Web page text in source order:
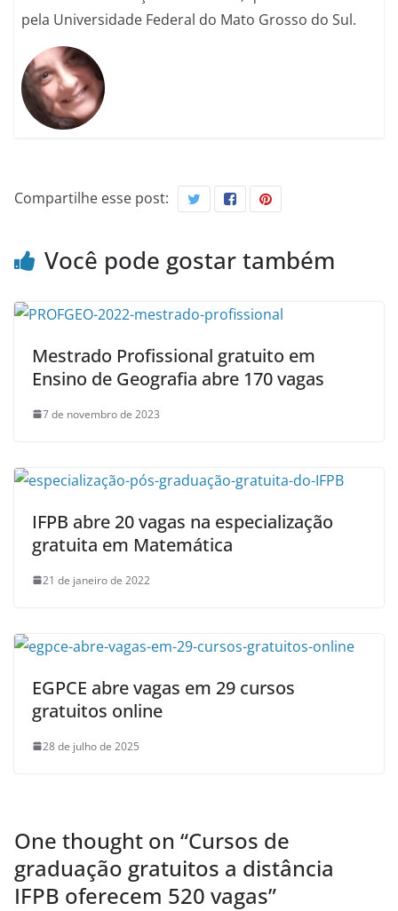
pela Universidade Federal do Mato Grosso do Sul.
Compartilhe esse post:
Você pode gostar também
Mestrado Profissional gratuito em
Ensino de Geografia abre 170 vagas
7 de novembro de 2023
IFPB abre 20 vagas na especialização
gratuita em Matemática
21 de janeiro de 2022
EGPCE abre vagas em 29 cursos
gratuitos online
28 de julho de 2025
One thought on “Cursos de
graduação gratuitos a distância
IFPB oferecem 520 vagas”